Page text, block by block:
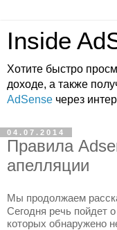
Inside
Хотите быстро
доходе, а также
AdSense через
04.07.2014
Правила
апелляции
Мы продолжаем
Сегодня речь пойдет
которых обнаружено